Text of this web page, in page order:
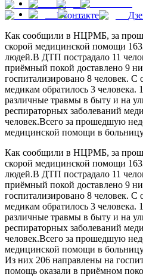
Вконтакте
Как сообщили в НЦРМБ, за
скорой медицинской помощи
людей.В ДТП пострадало 11
приёмный покой доставлено 9
госпитализировано 8 человек.
медикам обратилось 3 человека.
различные травмы в быту и на
респираторных заболеваний
человек.Всего за прошедшую
медицинской помощи в
Как сообщили в НЦРМБ, за
скорой медицинской помощи
людей.В ДТП пострадало 11
приёмный покой доставлено 9
госпитализировано 8 человек.
медикам обратилось 3 человека.
различные травмы в быту и на
респираторных заболеваний
человек.Всего за прошедшую
медицинской помощи в
Из них 206 направлены на
помощь оказали в приёмном